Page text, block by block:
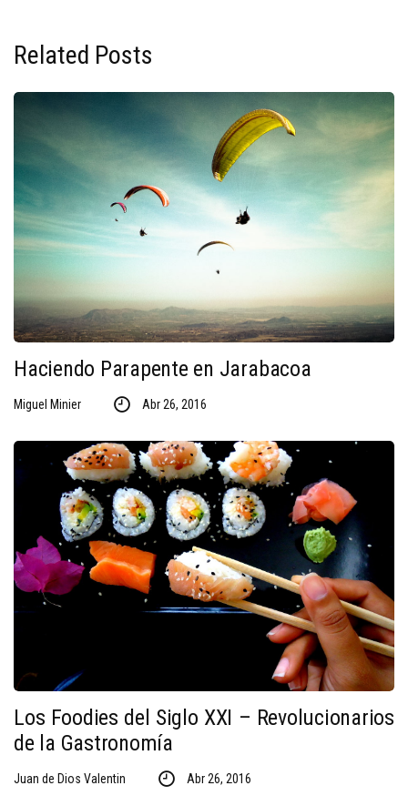
Related Posts
Haciendo Parapente en Jarabacoa
Miguel Minier Abr 26, 2016
Los Foodies del Siglo XXI – Revolucionarios
de la Gastronomía
Juan de Dios Valentin Abr 26, 2016